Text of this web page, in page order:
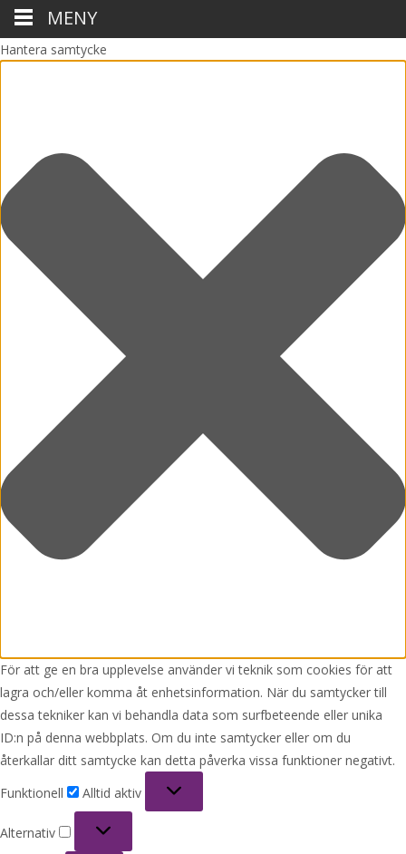
Hantera samtycke
För att ge en bra upplevelse använder vi teknik som cookies för att
lagra och/eller komma åt enhetsinformation. När du samtycker till
dessa tekniker kan vi behandla data som surfbeteende eller unika
ID:n på denna webbplats. Om du inte samtycker eller om du
återkallar ditt samtycke kan detta påverka vissa funktioner negativt.
Funktionell
Alltid aktiv
Alternativ
MENY